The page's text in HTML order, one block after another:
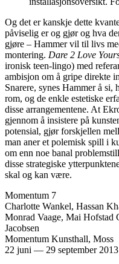
Og det er kanskje dette
påviselig er og gjør og hva
gjøre – Hammer vil til livs
montering. Dare 2 Love
ironisk teen-lingo) med
ambisjon om å gripe direkte
Snarere, synes Hammer å si,
rom, og de enkle estetiske
disse arrangementene. At
gjennom å insistere på
potensial, gjør forskjellen
man aner et polemisk spill i
om enn noe banal
disse strategiske
skal og kan være.
Momentum 7
Charlotte Wankel, Hassan
Monrad Vaage, Mai Hofstad
Jacobsen
Momentum Kunsthall, Moss
22 juni — 29 september 2013